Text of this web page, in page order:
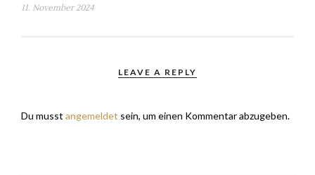
11. November 2024
LEAVE A REPLY
Du musst angemeldet sein, um einen Kommentar abzugeben.